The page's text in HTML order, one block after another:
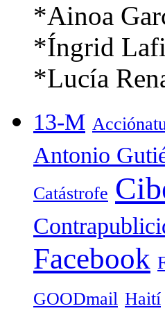
*Ainoa
*Íngrid
*Lucía
13-M
Antonio
Catástrofe
Facebook
GOODmail Haití